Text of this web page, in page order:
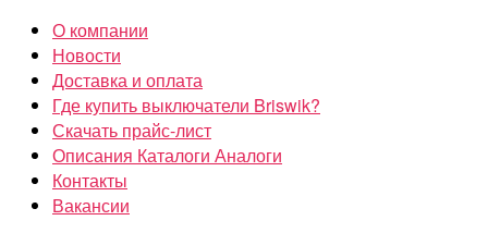
Перейти
содержимому
О компании
Новости
Доставка и оплата
Где купить выключатели Briswik?
Скачать прайс-лист
Описания Каталоги Аналоги
Контакты
Вакансии